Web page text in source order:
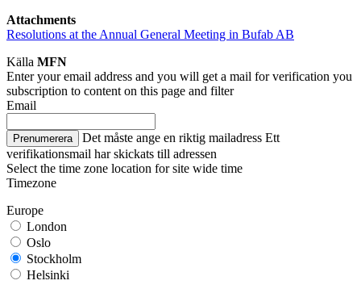
Attachments
Resolutions at the Annual General Meeting in Bufab AB
Källa MFN
Enter your email address and you will get a mail for verification you
subscription to content on this page and filter
Email
Prenumerera Det måste ange en riktig mailadress Ett
verifikationsmail har skickats till adressen
Select the time zone location for site wide time
Timezone
Europe
London
Oslo
Stockholm
Helsinki